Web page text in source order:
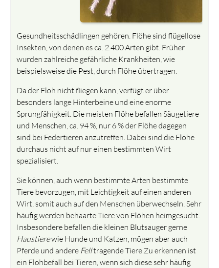
Gesundheitsschädlingen gehören. Flöhe sind flügellose
Insekten, von denen es ca. 2.400 Arten gibt. Früher
wurden zahlreiche gefährliche Krankheiten, wie
beispielsweise die Pest, durch Flöhe übertragen.
Da der Floh nicht fliegen kann, verfügt er über
besonders lange Hinterbeine und eine enorme
Sprungfähigkeit. Die meisten Flöhe befallen Säugetiere
und Menschen, ca. 94 %, nur 6 % der Flöhe dagegen
sind bei Federtieren anzutreffen. Dabei sind die Flöhe
durchaus nicht auf nur einen bestimmten Wirt
spezialisiert.
Sie können, auch wenn bestimmte Arten bestimmte
Tiere bevorzugen, mit Leichtigkeit auf einen anderen
Wirt, somit auch auf den Menschen überwechseln. Sehr
häufig werden behaarte Tiere von Flöhen heimgesucht.
Insbesondere befallen die kleinen Blutsauger gerne
Haustierewie Hunde und Katzen, mögen aber auch
Pferde und andere Felltragende Tiere.Zu erkennen ist
ein Flohbefall bei Tieren, wenn sich diese sehr häufig